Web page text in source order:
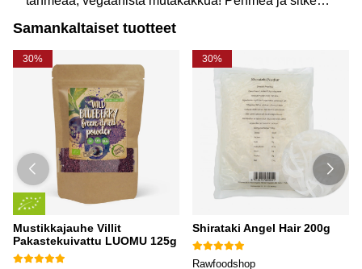
yksinkertaisilla, kasvipohjaisilla aineksilla voit
maitotuotteita tai kananmunaa.
Samankaltaiset tuotteet
30%
Mustikkajauhe Villit
Pakastekuivattu LUOMU 125g
30%
Shirataki Angel Hair 200g
Rawfoodshop